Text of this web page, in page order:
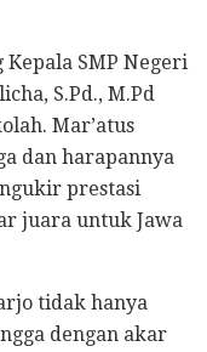
SMP Negeri
S.Pd., M.Pd
Mar’atus
dan harapannya
prestasi
juara untuk Jawa
tidak hanya
dengan akar